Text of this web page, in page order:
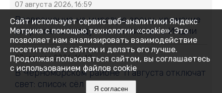
07 августа 2026, 16:59
Возвращение на мировую арену: крымские
спортсмены поедут на чемпионат в Индии
07 августа 2026, 16:48
В Черноморском районе 11 августа отключат
свет: список сёл и улиц
Сайт использует сервис веб-аналитики Яндекс
Метрика с помощью технологии «cookie». Это
позволяет нам анализировать взаимодействие
посетителей с сайтом и делать его лучше.
Продолжая пользоваться сайтом, вы соглашаетесь
с использованием файлов cookie
Я согласен